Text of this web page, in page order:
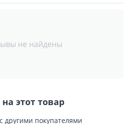
не найдены
этот товар
другими покупателями